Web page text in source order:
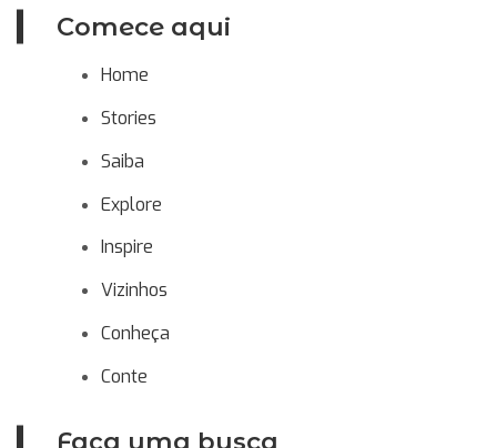
Comece aqui
Home
Stories
Saiba
Explore
Inspire
Vizinhos
Conheça
Conte